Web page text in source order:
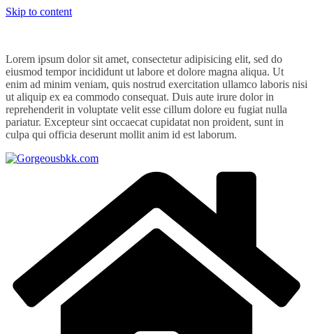
Skip to content
Lorem ipsum dolor sit amet, consectetur adipisicing elit, sed do
eiusmod tempor incididunt ut labore et dolore magna aliqua. Ut
enim ad minim veniam, quis nostrud exercitation ullamco laboris nisi
ut aliquip ex ea commodo consequat. Duis aute irure dolor in
reprehenderit in voluptate velit esse cillum dolore eu fugiat nulla
pariatur. Excepteur sint occaecat cupidatat non proident, sunt in
culpa qui officia deserunt mollit anim id est laborum.